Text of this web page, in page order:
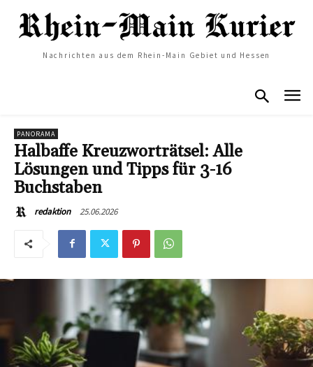
Nachrichten aus dem Rhein-Main Gebiet und Hessen
PANORAMA
Halbaffe Kreuzworträtsel: Alle
Lösungen und Tipps für 3-16
Buchstaben
redaktion 25.06.2026